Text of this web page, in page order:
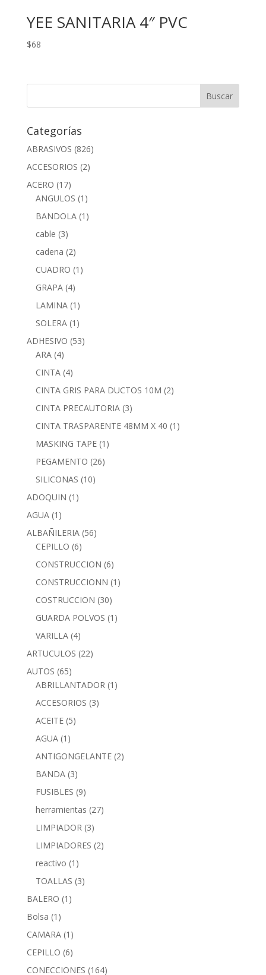
YEE SANITARIA 4″ PVC
$68
Categorías
ABRASIVOS (826)
ACCESORIOS (2)
ACERO (17)
ANGULOS (1)
BANDOLA (1)
cable (3)
cadena (2)
CUADRO (1)
GRAPA (4)
LAMINA (1)
SOLERA (1)
ADHESIVO (53)
ARA (4)
CINTA (4)
CINTA GRIS PARA DUCTOS 10M (2)
CINTA PRECAUTORIA (3)
CINTA TRASPARENTE 48MM X 40 (1)
MASKING TAPE (1)
PEGAMENTO (26)
SILICONAS (10)
ADOQUIN (1)
AGUA (1)
ALBAÑILERIA (56)
CEPILLO (6)
CONSTRUCCION (6)
CONSTRUCCIONN (1)
COSTRUCCION (30)
GUARDA POLVOS (1)
VARILLA (4)
ARTUCULOS (22)
AUTOS (65)
ABRILLANTADOR (1)
ACCESORIOS (3)
ACEITE (5)
AGUA (1)
ANTIGONGELANTE (2)
BANDA (3)
FUSIBLES (9)
herramientas (27)
LIMPIADOR (3)
LIMPIADORES (2)
reactivo (1)
TOALLAS (3)
BALERO (1)
Bolsa (1)
CAMARA (1)
CEPILLO (6)
CONECCIONES (164)